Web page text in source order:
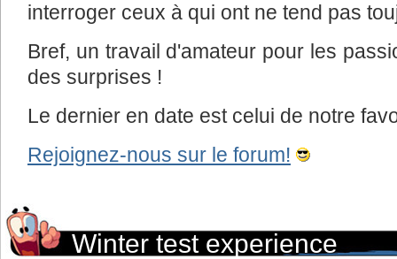
interroger ceux à qui ont ne tend pas
Bref, un travail d'amateur pour les
des surprises !
Le dernier en date est celui de notre
Rejoignez-nous sur le forum!
Winter test experience